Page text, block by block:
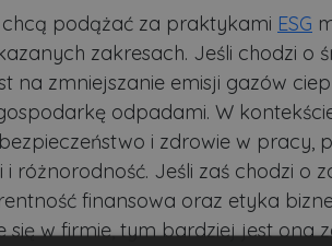
chcą podążać za praktykami ESG
zakresach. Jeśli chodzi o
na zmniejszanie emisji gazów
odpadami. W
i zdrowie w pracy,
i różnorodność. Jeśli zaś chodzi o
finansowa oraz etyka
się w firmie, tym bardziej jest ona